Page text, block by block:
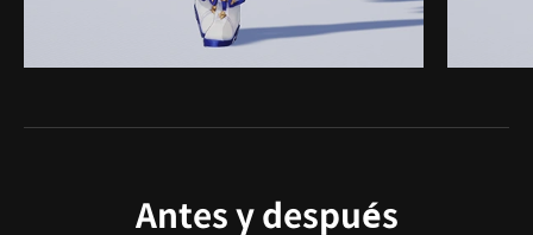
Antes y después